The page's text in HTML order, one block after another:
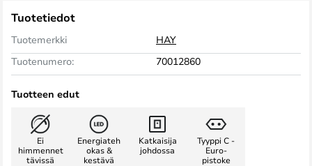
Tuotetiedot
Tuotemerkki
HAY
Tuotenumero:
70012860
Tuotteen edut
Ei
himmennet
tävissä
Energiateh
okas &
kestävä
Katkaisija
johdossa
Tyyppi C -
Euro-
pistoke